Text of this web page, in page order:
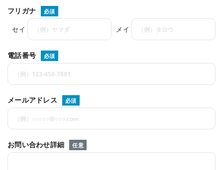
フリガナ 必須
セイ メイ
電話番号 必須
メールアドレス 必須
お問い合わせ詳細 任意